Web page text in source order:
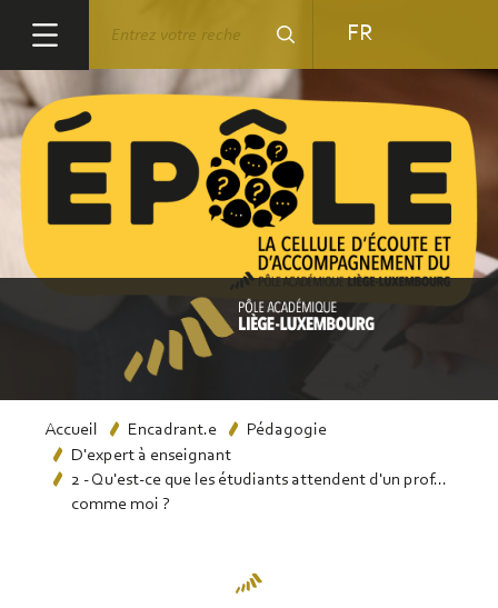
principal
FR
d'Ariane
Accueil Encadrant.e
Pédagogie
D'expert à enseignant
2 - Qu'est-ce que les étudiants attendent d'un prof...
comme moi ?